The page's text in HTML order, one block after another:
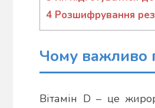
4 Розшифрування
Чому важливо
Вітамін D – це